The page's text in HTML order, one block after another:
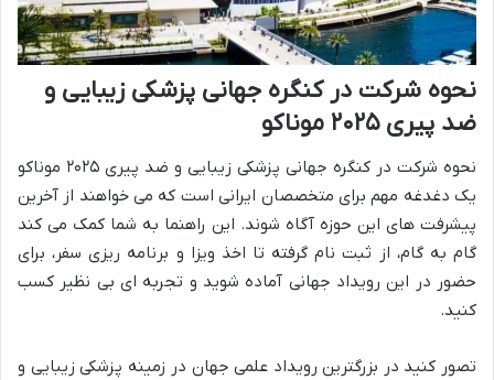
نحوه شرکت در کنگره جهانی پزشکی زیبایی و
ضد پیری ۲۰۲۵ موناکو
نحوه شرکت در کنگره جهانی پزشکی زیبایی و ضد پیری ۲۰۲۵ موناکو
یک دغدغه مهم برای متخصصان ایرانی است که می خواهند از آخرین
پیشرفت های این حوزه آگاه شوند. این راهنما به شما کمک می کند
گام به گام، از ثبت نام گرفته تا اخذ ویزا و برنامه ریزی سفر، برای
حضور در این رویداد جهانی آماده شوید و تجربه ای بی نظیر کسب
کنید.
تصور کنید در بزرگترین رویداد علمی جهان در زمینه پزشکی زیبایی و